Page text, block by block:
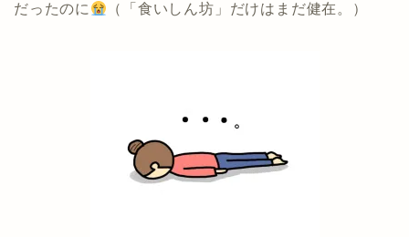
だったのに
（「食いしん坊」だけはまだ健在。）